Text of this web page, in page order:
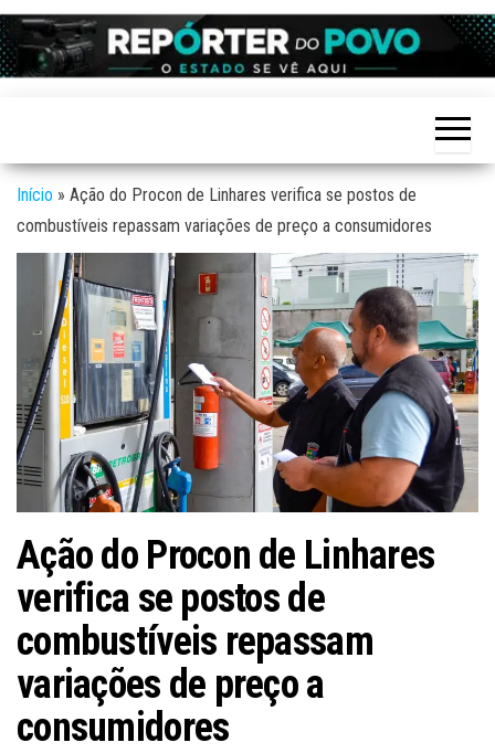
Skip
to
the
Reporter
site de
Notícias
Início » Ação do Procon de Linhares verifica se postos de
combustíveis repassam variações de preço a consumidores
Ação do Procon de Linhares
verifica se postos de
combustíveis repassam
variações de preço a
consumidores